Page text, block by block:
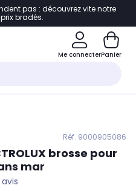
de page
pas : découvrez vite notre
bradés.
Me connecterPanier
Réf. 9000905086
brosse pour
mar